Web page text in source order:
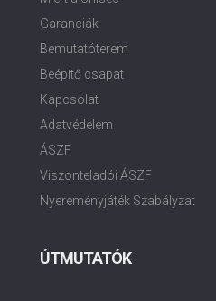
Garanciák
Bemutatóterem
Beépítő csapat
Kapcsolat
Adatvédelem
ÁSZF
Viszonteladói ÁSZF
Nyereményjáték Szabályzat
ÚTMUTATÓK